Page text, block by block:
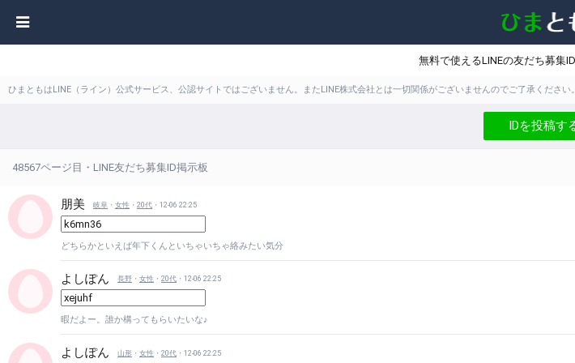
無料で使えるLINEの友だち募集
ひまともはLINE（ライン）公式サービス、公認サイトではございません。またLINE株式会社とは一切関係がございませんのでご了承くださ
IDを投稿す
48567ページ目・LINE友だち募集ID掲示板
朋美 岐阜 ・ 女性 ・ 20代 ・12-06 22:25
どちらかといえば年下くんといちゃいちゃ絡みたい気分
よしぽん 長野 ・ 女性 ・ 20代 ・12-06 22:25
暇だよー。誰か構ってもらいたいな♪
よしぽん 山形 ・ 女性 ・ 20代 ・12-06 22:25